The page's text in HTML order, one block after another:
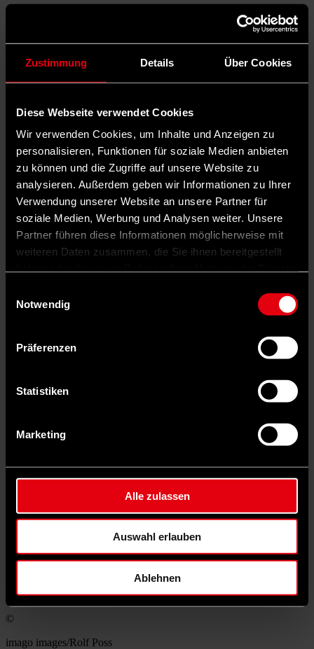
Zustimmung Details Über Cookies
Diese Webseite verwendet Cookies
Wir verwenden Cookies, um Inhalte und Anzeigen zu
personalisieren, Funktionen für soziale Medien anbieten
zu können und die Zugriffe auf unsere Website zu
analysieren. Außerdem geben wir Informationen zu Ihrer
Verwendung unserer Website an unsere Partner für
soziale Medien, Werbung und Analysen weiter. Unsere
Partner führen diese Informationen möglicherweise mit
weiteren Daten zusammen, die Sie ihnen bereitgestellt
Notwendig
Präferenzen
Statistiken
Marketing
Alle zulassen
Auswahl erlauben
Ablehnen
Auf Facebook teilen
Auf X teilen
Teilen 0 Kommentare Dark Mode
©
imago images/Rolf Poss